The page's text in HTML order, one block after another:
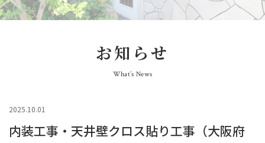
お知らせ
What’s News
2025.10.01
内装工事・天井壁クロス貼り工事（大阪府